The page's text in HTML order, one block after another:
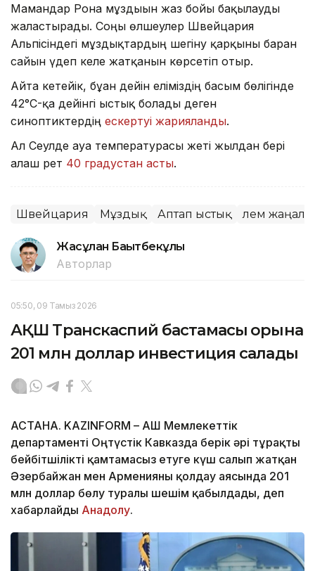
Мамандар Рона мұздығын жаз бойы бақылауды
жалғастырады. Соңғы өлшеулер Швейцария
Альпісіндегі мұздықтардың шегіну қарқыны барған
сайын үдеп келе жатқанын көрсетіп отыр.
Айта кетейік, бұған дейін еліміздің басым бөлігінде
42°C-қа дейінгі ыстық болады деген
синоптиктердің ескертуі жарияланды.
Ал Сеулде ауа температурасы жеті жылдан бері
алғаш рет 40 градустан асты.
Швейцария Мұздық Аптап ыстық Әлем
Жасұлан Бақытбекұлы
Авторлар
05:50, 09 Тамыз 2026
АҚШ Транскаспий бастамасы қорына
201 млн доллар инвестиция салады
АСТАНА. KAZINFORM – АҚШ Мемлекеттік
департаменті Оңтүстік Кавказда берік әрі тұрақты
бейбітшілікті қамтамасыз етуге күш салып жатқан
Әзербайжан мен Арменияны қолдау аясында 201
млн доллар бөлу туралы шешім қабылдады, деп
хабарлайды Анадолу.